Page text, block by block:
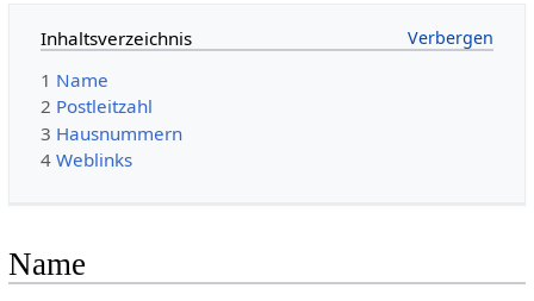
Inhaltsverzeichnis
1 Name
2 Postleitzahl
3 Hausnummern
4 Weblinks
Name